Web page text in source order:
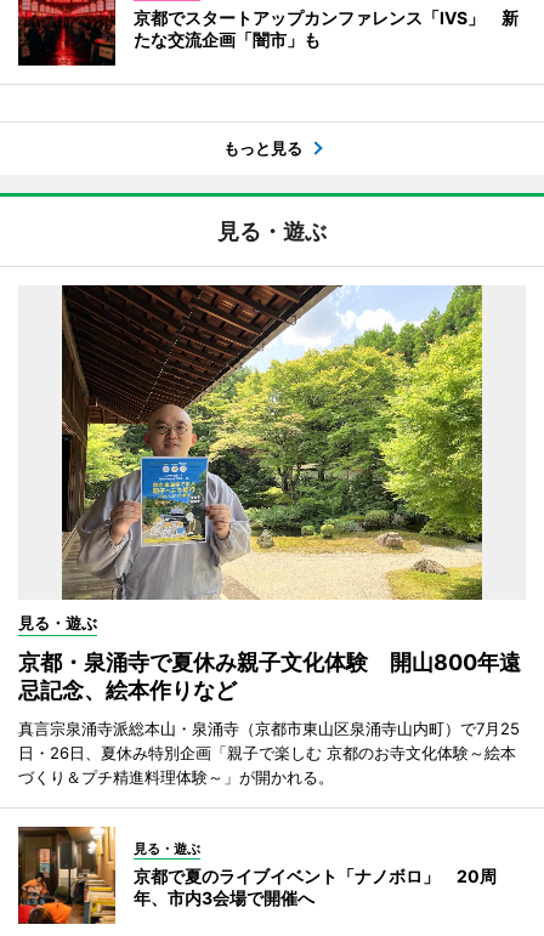
京都でスタートアップカンファレンス「IVS」 新
たな交流企画「闇市」も
もっと見る
見る・遊ぶ
見る・遊ぶ
京都・泉涌寺で夏休み親子文化体験 開山800年遠
忌記念、絵本作りなど
真言宗泉涌寺派総本山・泉涌寺（京都市東山区泉涌寺山内町）で7月25
日・26日、夏休み特別企画「親子で楽しむ 京都のお寺文化体験～絵本
づくり＆プチ精進料理体験～」が開かれる。
見る・遊ぶ
京都で夏のライブイベント「ナノボロ」 20周
年、市内3会場で開催へ